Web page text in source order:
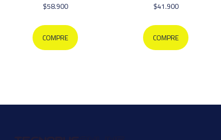
$58.900
COMPRE
$41.900
COMPRE